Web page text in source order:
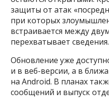
защиты от атак
при которых
встраивается между
перехватывает сведения.
Обновление уже
и в веб-версии, а в
на Android. В планах
сообщений и выпуск